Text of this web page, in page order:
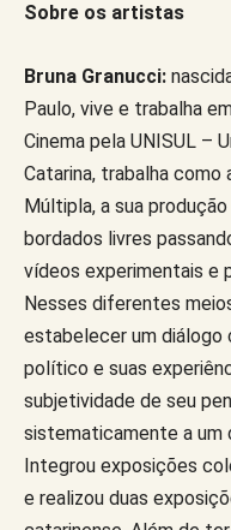
Sobre os artistas
Bruna Granucci:
Paulo, vive e trabalha
Cinema pela UNISUL –
Catarina, trabalha
Múltipla, a sua
bordados livres
vídeos experimentais e
Nesses diferentes
estabelecer um diálogo
político e suas
subjetividade de seu
sistematicamente a um
Integrou exposições
e realizou duas